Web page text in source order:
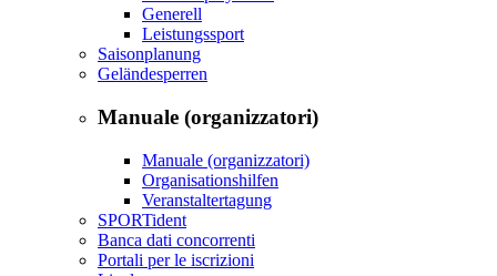
Generell
Leistungssport
Saisonplanung
Geländesperren
Manuale (organizzatori)
Manuale (organizzatori)
Organisationshilfen
Veranstaltertagung
SPORTident
Banca dati concorrenti
Portali per le iscrizioni